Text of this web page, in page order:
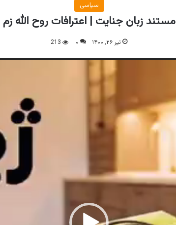
سیاسی
مستند زبان جنایت | اعترافات روح الله زم
تیر ۲۶, ۱۴۰۰ ۰ 213